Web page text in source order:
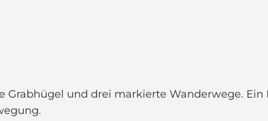
Grabhügel und drei markierte Wanderwege.